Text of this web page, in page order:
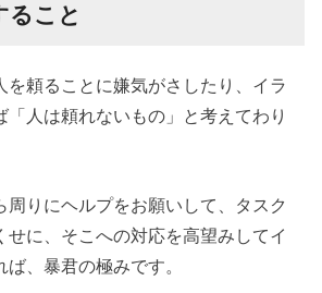
ること
を頼ることに嫌気がさしたり、イラ
「人は頼れないもの」と考えてわり
周りにヘルプをお願いして、タスク
せに、そこへの対応を高望みしてイ
、暴君の極みです。